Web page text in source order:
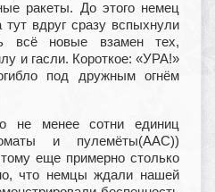
ракеты. До этого немец
вдруг сразу вспыхнули
всё новые взамен тех,
и гасли. Короткое: «УРА!»
под дружным огнём
не менее сотни единиц
и пулемёты(ААС))
еще примерно столько
что немцы ждали нашей